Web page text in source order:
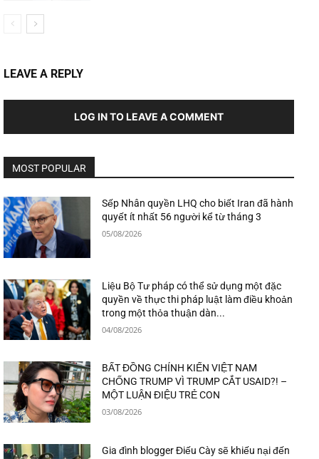
LEAVE A REPLY
LOG IN TO LEAVE A COMMENT
MOST POPULAR
Sếp Nhân quyền LHQ cho biết Iran đã hành
quyết ít nhất 56 người kể từ tháng 3
05/08/2026
Liệu Bộ Tư pháp có thể sử dụng một đặc
quyền về thực thi pháp luật làm điều khoản
trong một thỏa thuận dàn...
04/08/2026
BẤT ĐỒNG CHÍNH KIẾN VIỆT NAM
CHỐNG TRUMP VÌ TRUMP CẮT USAID?! –
MỘT LUẬN ĐIỆU TRẺ CON
03/08/2026
Gia đình blogger Điếu Cày sẽ khiếu nại đến